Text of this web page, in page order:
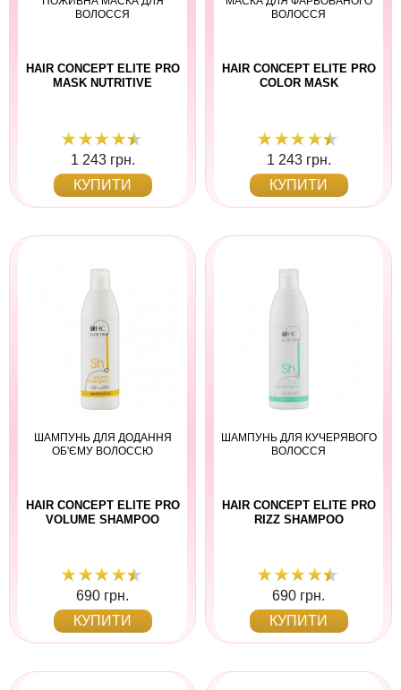
ВОЛОССЯ
HAIR CONCEPT ELITE PRO
MASK NUTRITIVE
1 243 грн.
КУПИТИ
ВОЛОССЯ
HAIR CONCEPT ELITE PRO
COLOR MASK
1 243 грн.
КУПИТИ
ШАМПУНЬ ДЛЯ ДОДАННЯ
ОБ'ЄМУ ВОЛОССЮ
HAIR CONCEPT ELITE PRO
VOLUME SHAMPOO
690 грн.
КУПИТИ
ШАМПУНЬ ДЛЯ КУЧЕРЯВОГО
ВОЛОССЯ
HAIR CONCEPT ELITE PRO
RIZZ SHAMPOO
690 грн.
КУПИТИ